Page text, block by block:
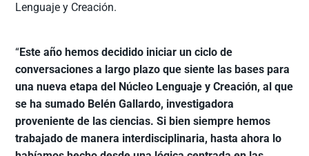
Lenguaje y Creación.
“Este año hemos decidido iniciar un ciclo de
conversaciones a largo plazo que siente las bases para
una nueva etapa del Núcleo Lenguaje y Creación, al que
se ha sumado Belén Gallardo, investigadora
proveniente de las ciencias. Si bien siempre hemos
trabajado de manera interdisciplinaria, hasta ahora lo